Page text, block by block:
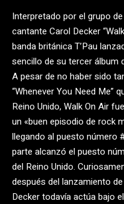
Interpretado por el grupo
cantante Carol Decker
banda británica T’Pau
sencillo de su tercer álbum
A pesar de no haber sido
“Whenever You Need Me”
Reino Unido, Walk On Air
un «buen episodio de rock
llegando al puesto número
parte alcanzó el puesto
del Reino Unido.
después del lanzamiento
Decker todavía actúa bajo